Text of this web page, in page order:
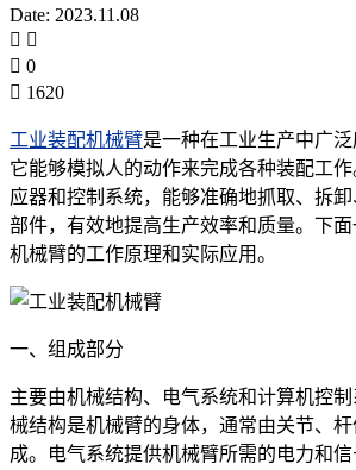
Date: 2023.11.08
0
1620
工业装配机械臂是一种在工业生产中广泛
它能够模拟人的动作来完成各种装配工
应器和控制系统，能够准确地抓取、拆
部件，有效地提高生产效率和质量。下
机械臂的工作原理和实际应用。
一、组成部分
主要由机械结构、电气系统和计算机控
械结构是机械臂的身体，通常由关节、
成。电气系统提供机械臂所需的电力和信